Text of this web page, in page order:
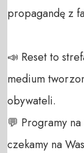
propagandę z
📣 Reset to
medium
obywateli.
💬 Programy
czekamy na